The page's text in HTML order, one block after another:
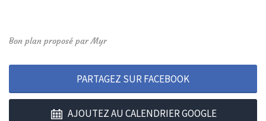
Bon plan proposé par Myr
PARTAGEZ SUR FACEBOOK
AJOUTEZ AU CALENDRIER GOOGLE